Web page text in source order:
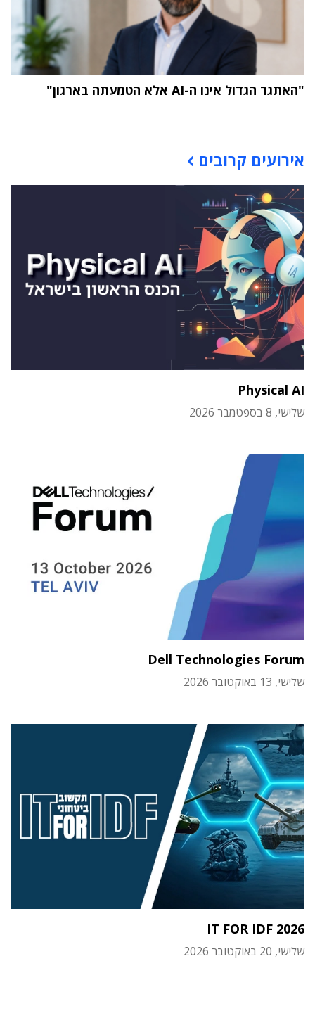
"האתגר הגדול אינו ה-AI אלא הטמעתה בארגון"
אירועים קרובים
Physical AI
שלישי, 8 בספטמבר 2026
Dell Technologies Forum
שלישי, 13 באוקטובר 2026
IT FOR IDF 2026
שלישי, 20 באוקטובר 2026